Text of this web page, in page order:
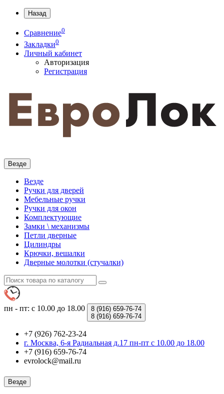
Назад
Сравнение0
Закладки0
Личный кабинет
Авторизация
Регистрация
Везде
Везде
Ручки для дверей
Мебельные ручки
Ручки для окон
Комплектующие
Замки \ механизмы
Петли дверные
Цилиндры
Крючки, вешалки
Дверные молотки (стучалки)
пн - пт: с 10.00 до 18.00 8 (916) 659-76-74
8 (916) 659-76-74
+7 (926) 762-23-24
г. Москва, 6-я Радиальная д.17 пн-пт с 10.00 до 18.00
+7 (916) 659-76-74
evrolock@mail.ru
Везде